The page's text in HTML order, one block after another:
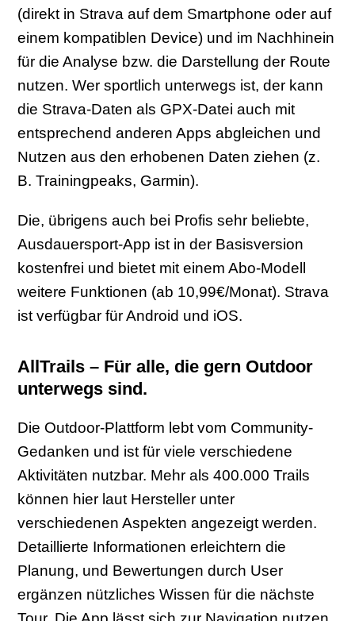
(direkt in Strava auf dem Smartphone oder auf
einem kompatiblen Device) und im Nachhinein
für die Analyse bzw. die Darstellung der Route
nutzen. Wer sportlich unterwegs ist, der kann
die Strava-Daten als GPX-Datei auch mit
entsprechend anderen Apps abgleichen und
Nutzen aus den erhobenen Daten ziehen (z.
B. Trainingpeaks, Garmin).
Die, übrigens auch bei Profis sehr beliebte,
Ausdauersport-App ist in der Basisversion
kostenfrei und bietet mit einem Abo-Modell
weitere Funktionen (ab 10,99€/Monat). Strava
ist verfügbar für Android und iOS.
AllTrails – Für alle, die gern Outdoor
unterwegs sind.
Die Outdoor-Plattform lebt vom Community-
Gedanken und ist für viele verschiedene
Aktivitäten nutzbar. Mehr als 400.000 Trails
können hier laut Hersteller unter
verschiedenen Aspekten angezeigt werden.
Detaillierte Informationen erleichtern die
Planung, und Bewertungen durch User
ergänzen nützliches Wissen für die nächste